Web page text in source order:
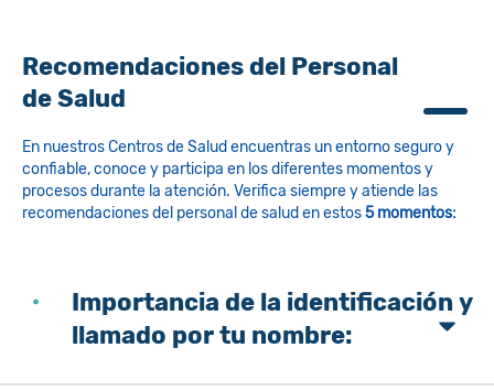
Recomendaciones del Personal
de Salud
En nuestros Centros de Salud encuentras un entorno seguro y
confiable, conoce y participa en los diferentes momentos y
procesos durante la atención. Verifica siempre y atiende las
recomendaciones del personal de salud en estos5 momentos:
Importancia de la identificación y
llamado por tu nombre: